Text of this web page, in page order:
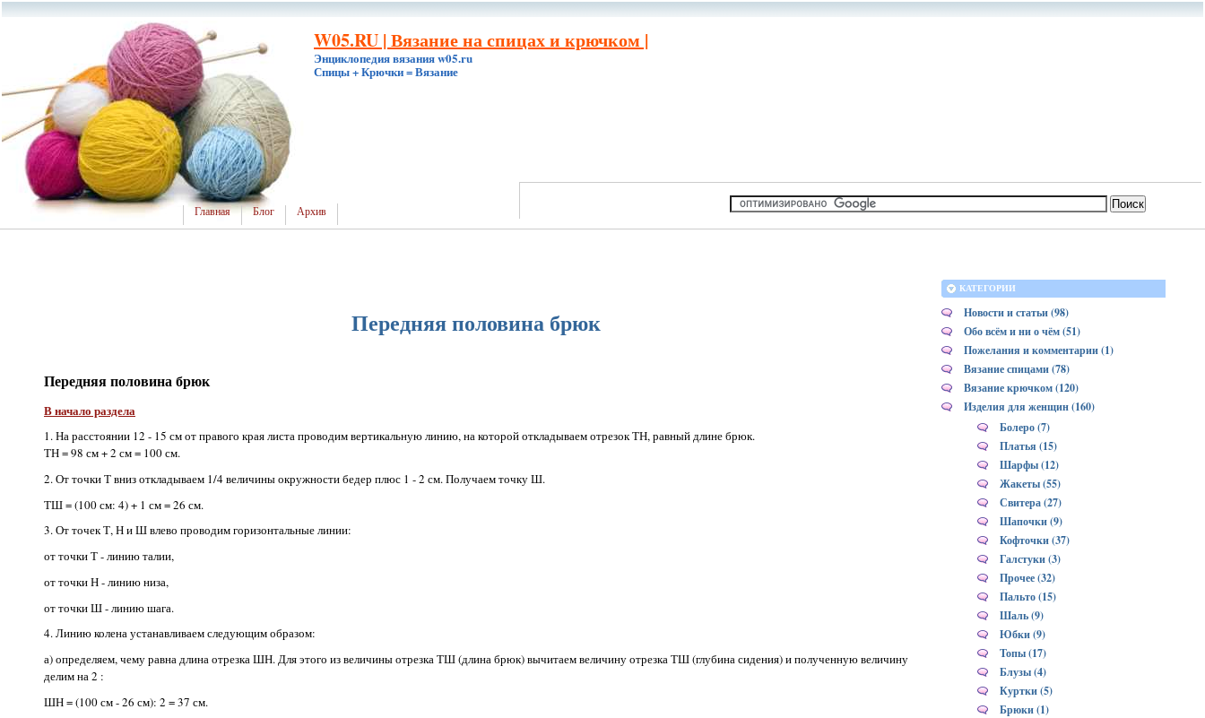
W05.RU | Вязание на спицах и крючком |
Энциклопедия вязания w05.ru
Спицы + Крючки = Вязание
Главная Блог Архив
Передняя половина брюк
Передняя половина брюк
В начало раздела
1. На расстоянии 12 - 15 см от правого края листа проводим вертикальную линию, на которой откладываем отрезок ТН, равный длине брюк.
ТН = 98 см + 2 см = 100 см.
2. От точки Т вниз откладываем 1/4 величины окружности бедер плюс 1 - 2 см. Получаем точку Ш.
ТШ = (100 см: 4) + 1 см = 26 см.
3. От точек Т, Н и Ш влево проводим горизонтальные линии:
от точки Т - линию талии,
от точки Н - линию низа,
от точки Ш - линию шага.
4. Линию колена устанавливаем следующим образом:
а) определяем, чему равна длина отрезка ШН. Для этого из величины отрезка ТШ (длина брюк) вычитаем величину отрезка ТШ (глубина сидения) и полученную величину
делим на 2 :
ШН = (100 см - 26 см): 2 = 37 см.
КАТЕГОРИИ
Новости и статьи (98)
Обо всём и ни о чём (51)
Пожелания и комментарии (1)
Вязание спицами (78)
Вязание крючком (120)
Изделия для женщин (160)
Болеро (7)
Платья (15)
Шарфы (12)
Жакеты (55)
Свитера (27)
Шапочки (9)
Кофточки (37)
Галстуки (3)
Прочее (32)
Пальто (15)
Шаль (9)
Юбки (9)
Топы (17)
Блузы (4)
Куртки (5)
Брюки (1)